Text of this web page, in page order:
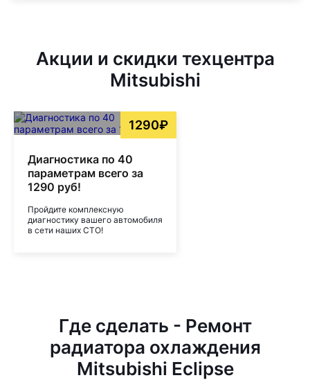
Акции и скидки техцентра
Mitsubishi
1290₽
Диагностика по 40
параметрам всего за
1290 руб!
Пройдите комплексную
диагностику вашего автомобиля
в сети наших СТО!
Где сделать - Ремонт
радиатора охлаждения
Mitsubishi Eclipse